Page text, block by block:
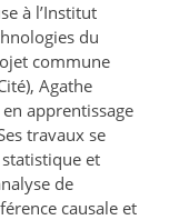
à l’Institut
du
commune
Agathe
apprentissage
travaux se
et
de
causale et